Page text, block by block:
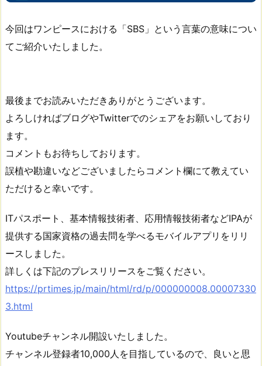
今回はワンピースにおける「SBS」という言葉の意味につい
てご紹介いたしました。
最後までお読みいただきありがとうございます。
よろしければブログやTwitterでのシェアをお願いしており
ます。
コメントもお待ちしております。
誤植や勘違いなどございましたらコメント欄にて教えてい
ただけると幸いです。
ITパスポート、基本情報技術者、応用情報技術者などIPAが
提供する国家資格の過去問を学べるモバイルアプリをリリ
ースしました。
詳しくは下記のプレスリリースをご覧ください。
https://prtimes.jp/main/html/rd/p/000000008.00007330
3.html
Youtubeチャンネル開設いたしました。
チャンネル登録者10,000人を目指しているので、良いと思